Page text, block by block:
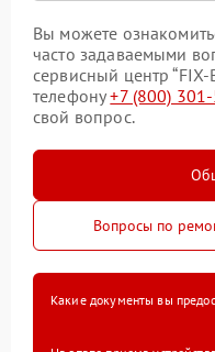
Вы можете
часто задаваемыми
сервисный центр
телефону+7 (800)
свой вопрос.
Вопросы по
Какие документы вы